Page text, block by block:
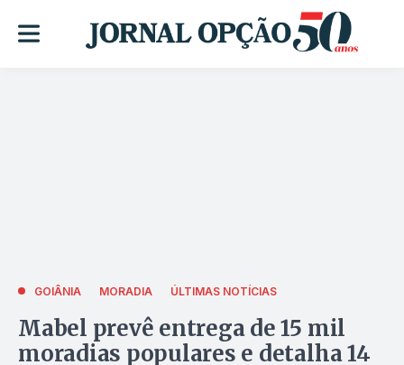
GOIÂNIA MORADIA ÚLTIMAS NOTÍCIAS
Mabel prevê entrega de 15 mil
moradias populares e detalha 14